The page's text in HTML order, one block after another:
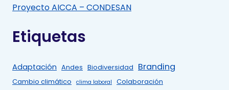
Proyecto AICCA – CONDESAN
Etiquetas
Adaptación Andes Biodiversidad Branding
Cambio climático clima laboral Colaboración